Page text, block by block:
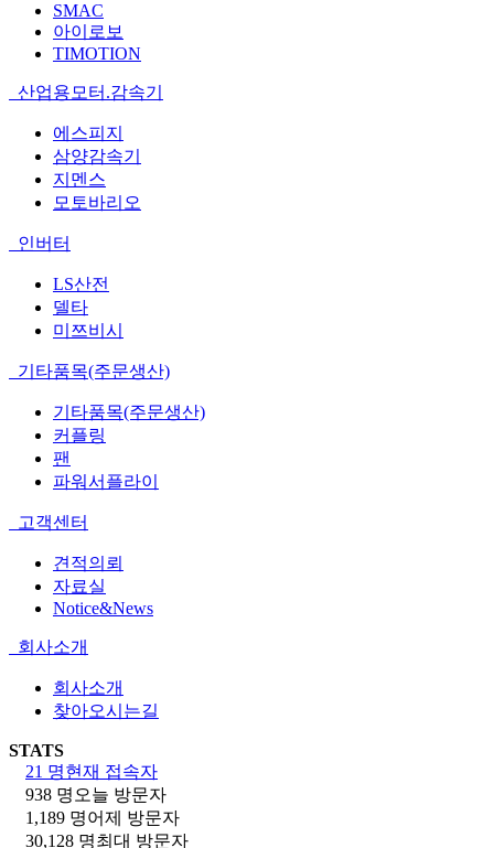
SMAC
아이로보
TIMOTION
산업용모터.감속기
에스피지
삼양감속기
지멘스
모토바리오
인버터
LS산전
델타
미쯔비시
기타품목(주문생산)
기타품목(주문생산)
커플링
팬
파워서플라이
고객센터
견적의뢰
자료실
Notice&News
회사소개
회사소개
찾아오시는길
STATS
21 명현재 접속자
938 명 오늘 방문자
1,189 명어제 방문자
30,128 명최대 방문자